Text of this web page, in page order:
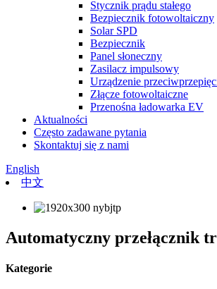
Stycznik prądu stałego
Bezpiecznik fotowoltaiczny
Solar SPD
Bezpiecznik
Panel słoneczny
Zasilacz impulsowy
Urządzenie
Złącze fotowoltaiczne
Przenośna ładowarka EV
Aktualności
Często zadawane pytania
Skontaktuj się z nami
English
中文
Automatyczny przełącznik
Kategorie